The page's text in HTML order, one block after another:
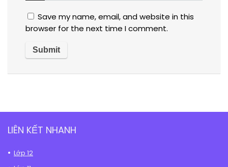
Save my name, email, and website in this
browser for the next time I comment.
LIÊN KẾT NHANH
Lớp 12